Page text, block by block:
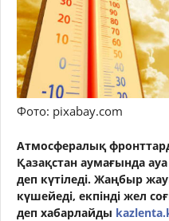
Фото: pixabay.com
Атмосфералық
Қазақстан аумағында
деп күтіледі. Жаңбыр
күшейеді, екпінді жел
деп хабарлайды